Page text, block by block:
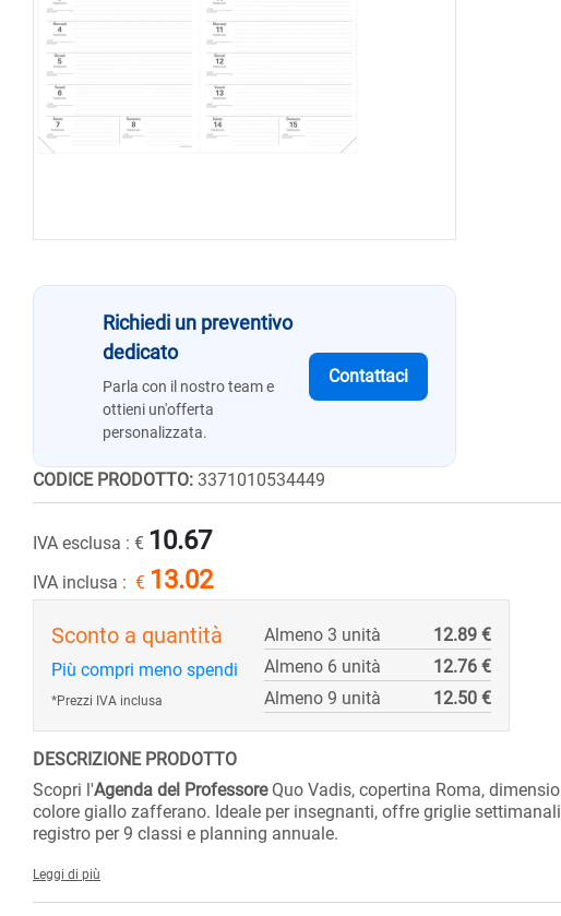
Richiedi un preventivo
dedicato
Parla con il nostro team e
ottieni un'offerta
personalizzata.
Contattaci
CODICE PRODOTTO: 3371010534449
IVA esclusa : € 10.67
IVA inclusa : € 13.02
Sconto a quantità
Più compri meno spendi
*Prezzi IVA inclusa
Almeno 3 unità
12.89 €
Almeno 6 unità
12.76 €
Almeno 9 unità
12.50 €
DESCRIZIONE PRODOTTO
Scopri l'Agenda del ProfessoreQuo Vadis, copertina Roma,
colore giallo zafferano. Ideale per insegnanti, offre griglie settimanali
registro per 9 classi e planning annuale.
Leggi di più